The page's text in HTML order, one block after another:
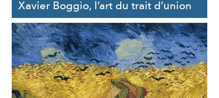
Xavier Boggio, l’art du trait d’union